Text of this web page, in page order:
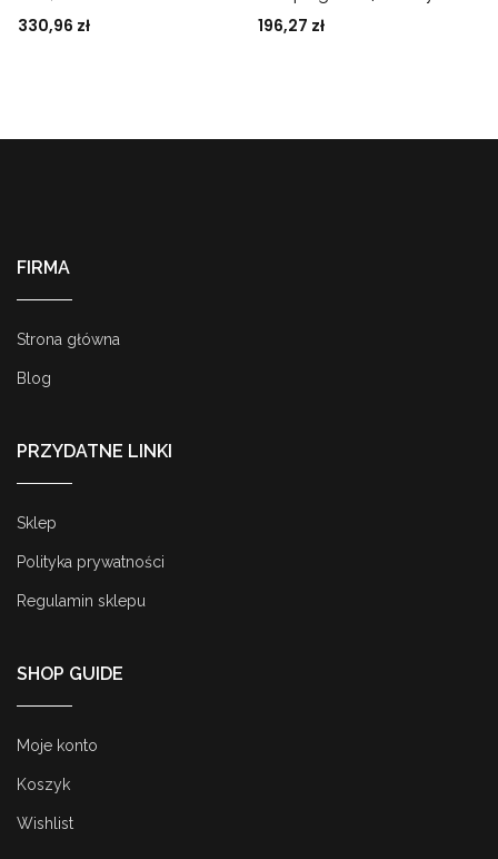
330,96 zł 196,27 zł
FIRMA
Strona główna
Blog
PRZYDATNE LINKI
Sklep
Polityka prywatności
Regulamin sklepu
SHOP GUIDE
Moje konto
Koszyk
Wishlist